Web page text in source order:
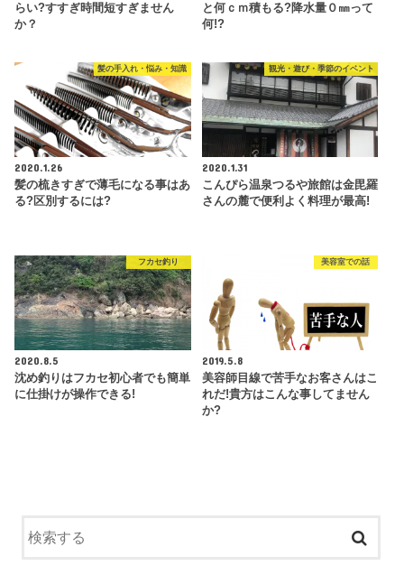
らい?すすぎ時間短すぎません
か？
と何ｃｍ積もる?降水量０㎜って
何!?
髪の手入れ・悩み・知識
2020.1.26
髪の梳きすぎで薄毛になる事はあ
る?区別するには?
観光・遊び・季節のイベント
2020.1.31
こんぴら温泉つるや旅館は金毘羅
さんの麓で便利よく料理が最高!
フカセ釣り
2020.8.5
沈め釣りはフカセ初心者でも簡単
に仕掛けが操作できる!
美容室での話
2019.5.8
美容師目線で苦手なお客さんはこ
れだ!貴方はこんな事してません
か?